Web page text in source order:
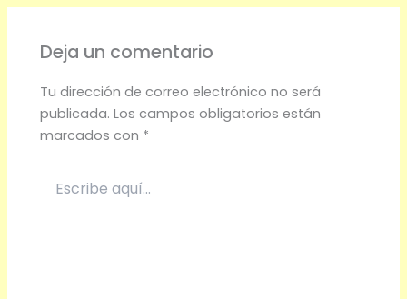
Deja un comentario
Tu dirección de correo electrónico no será
publicada. Los campos obligatorios están
marcados con *
aquí...